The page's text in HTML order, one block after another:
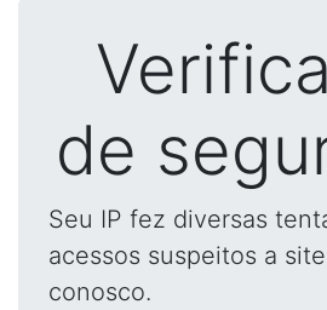
de
Seu IP fez diversas
acessos suspeitos a
conosco.